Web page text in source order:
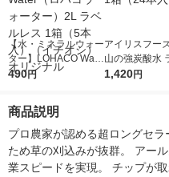
【水・ミネラルウォー
ター】LOHACO Wate
r（ロハコウォータ
シ） オリジナル
490円
アイリスフー
山の強炭酸水
レス 500ml 1箱
1,420円
商品説明
プロ農家が認める超ロングセ
ため草の刈込みが抜群。 アー
業スピードを実現。 チップが取